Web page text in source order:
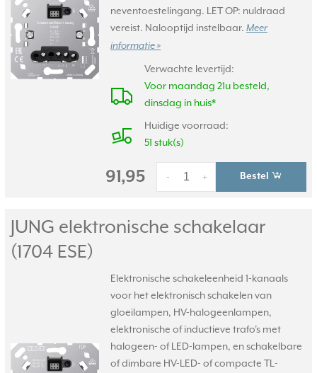
neventoestelingang. LET OP: nuldraad
vereist. Nalooptijd instelbaar. Meer
informatie »
Verwachte levertijd:
Voor maandag 21u besteld,
dinsdag in huis*
Huidige voorraad:
51 stuk(s)
91,95 +
- Bestel
JUNG elektronische schakelaar
(1704 ESE)
Elektronische schakeleenheid 1-kanaals
voor het elektronisch schakelen van
gloeilampen, HV-halogeenlampen,
elektronische of inductieve trafo's met
halogeen- of LED-lampen, en schakelbare
of dimbare HV-LED- of compacte TL-